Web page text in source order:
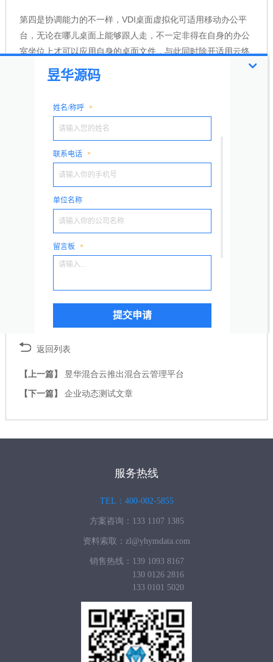
第四是协调能力的不一样，VDI桌面虚拟化可适用移动办公平
台，无论在哪儿桌面上能够跟人走，不一定非得在自身的办公
室坐位上才可以应用自身的桌面文件，与此同时除开适用云终
端应用外还可适用就PC、平板电脑、手机上笔记本电脑等智能
终端；而IDV如何虚拟化技术对终端设备依赖感很大，自身的
浏览桌面系统。
第五是不是适用线下办公室，VDI桌面虚拟化全部的测算全是
根据服务器端来进行的也就代表着一旦服务器发生常见故障或
是断开连接的状况，云终端就没法启用服务器上的資源不可以
一切正常的开展工作中的；而IDV桌面虚拟化则不一样它主要
是启用云终端及其資源开展储存和测算当服务器发生常见故障
后，终端设备仍可开展线下工作中。
无论是VDI桌面虚拟化或是IDV桌面虚拟化她们都是有自身的优
点的一面和不太好的一面，而说起哪一个更强换句话说更趋向
拟化产生的感受实际效果是迥然不同的。
返回列表
【上一篇】 昱华混合云推出混合云管理平台
【下一篇】企业动态测试文章
服务热线
TEL：400-002-5855
方案咨询：133 1107 1385
资料索取：zl@yhymdata.com
销售热线：139 1093 8167
130 0126 2816
133 0101 5020